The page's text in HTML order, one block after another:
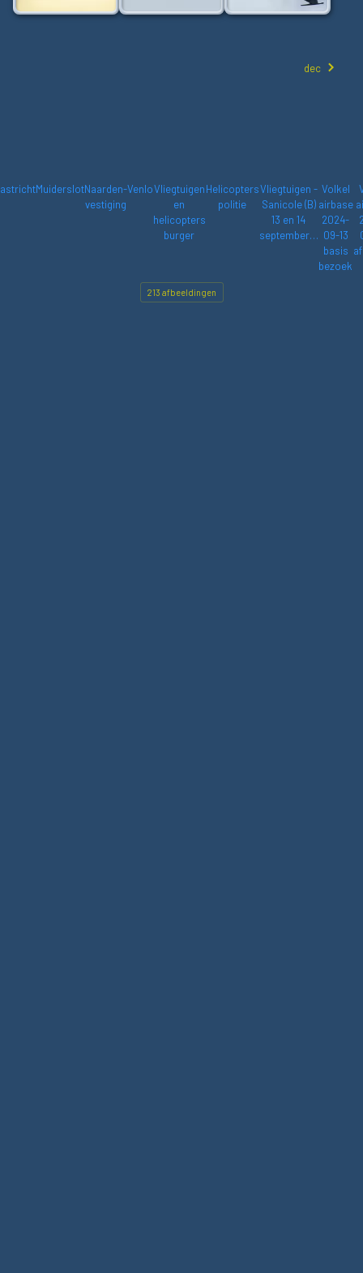
dec
MuiderslotNaarden-
vestiging
VenloVliegtuigen
en
helicopters
burger
Helicopters
politie
Vliegtuigen -
Sanicole (B)
13 en 14
september…
Volkel
airbase
2024-
09-13
basis
bezoek
213 afbeeldingen